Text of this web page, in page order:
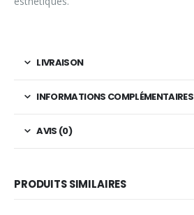
LIVRAISON
INFORMATIONS COMPLÉMENTAIRES
AVIS (0)
PRODUITS SIMILAIRES